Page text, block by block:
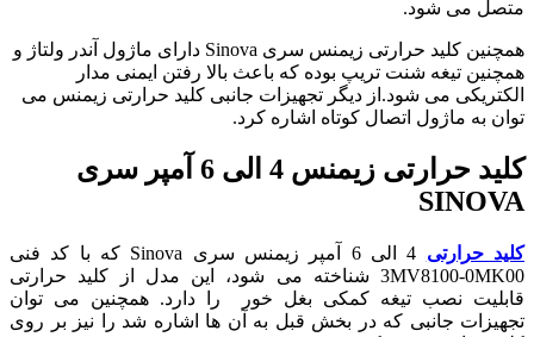
متصل می شود.
همچنین کلید حرارتی زیمنس سری Sinova دارای ماژول آندر ولتاژ و
همچنین تیغه شنت تریپ بوده که باعث بالا رفتن ایمنی مدار
الکتریکی می شود.از دیگر تجهیزات جانبی کلید حرارتی زیمنس می
توان به ماژول اتصال کوتاه اشاره کرد.
کلید حرارتی زیمنس 4 الی 6 آمپر سری
SINOVA
کلید حرارتی
4 الی 6 آمپر زیمنس سری Sinova که با کد فنی
3MV8100-0MK00 شناخته می شود، این مدل از کلید حرارتی
قابلیت نصب تیغه کمکی بغل خور را دارد. همچنین می توان
تجهیزات جانبی که در بخش قبل به آن ها اشاره شد را نیز بر روی